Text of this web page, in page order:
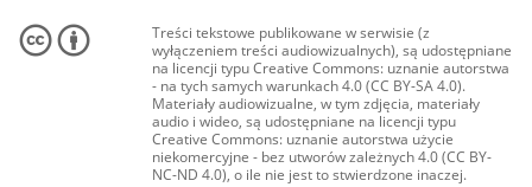
Treści tekstowe publikowane w serwisie (z
wyłączeniem treści audiowizualnych), są udostępniane
na licencji typu Creative Commons: uznanie autorstwa
- na tych samych warunkach 4.0 (CC BY-SA 4.0).
Materiały audiowizualne, w tym zdjęcia, materiały
audio i wideo, są udostępniane na licencji typu
Creative Commons: uznanie autorstwa użycie
niekomercyjne - bez utworów zależnych 4.0 (CC BY-
NC-ND 4.0), o ile nie jest to stwierdzone inaczej.